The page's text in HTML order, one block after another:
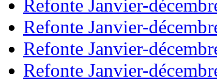
Refonte Janvier-
Refonte Janvier-
Refonte Janvier-
Refonte Janvier-